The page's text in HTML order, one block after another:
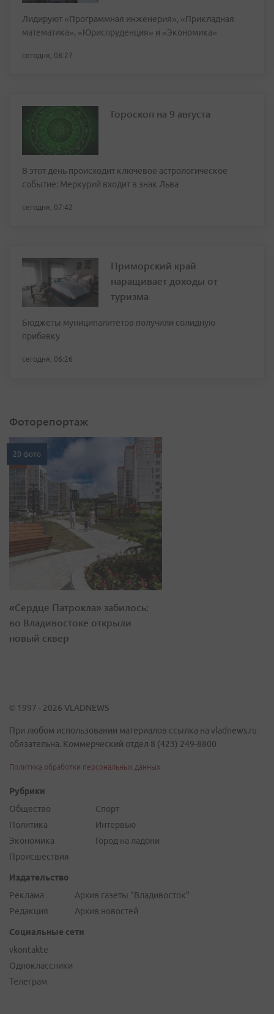
Лидируют «Программная инженерия», «Прикладная
математика», «Юриспруденция» и «Экономика»
сегодня, 08:27
Гороскоп на 9 августа
В этот день происходит ключевое астрологическое
событие: Меркурий входит в знак Льва
сегодня, 07:42
Приморский край
наращивает доходы от
туризма
Бюджеты муниципалитетов получили солидную
прибавку
сегодня, 06:26
Фоторепортаж
20 фото
«Сердце Патрокла» забилось:
во Владивостоке открыли
новый сквер
© 1997 - 2026 VLADNEWS
При любом использовании материалов ссылка на vladnews.ru
обязательна. Коммерческий отдел 8 (423) 249-8800
Политика обработки персональных данных
Рубрики
Общество
Политика
Экономика
Происшествия
Спорт
Интервью
Город на ладони
Издательство
Реклама
Редакция
Архив газеты "Владивосток"
Архив новостей
Социальные сети
vkontakte
Одноклассники
Телеграм